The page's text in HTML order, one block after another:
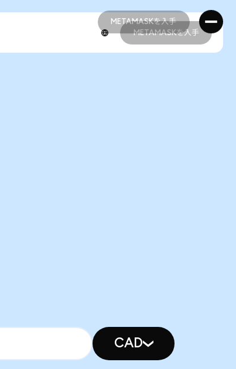
METAMASKを入手
METAMASKを入手
METAMASKを入手
CAD